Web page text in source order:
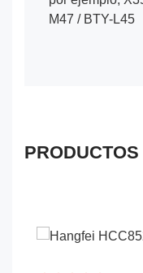
M47 / BTY-L45